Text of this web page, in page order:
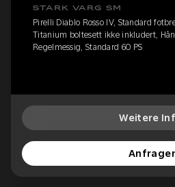
STARK VARG SM
Pirelli Diablo Rosso IV, Standard
Titanium boltesett ikke inkludert,
Regelmessig, Standard 60 PS
Weitere